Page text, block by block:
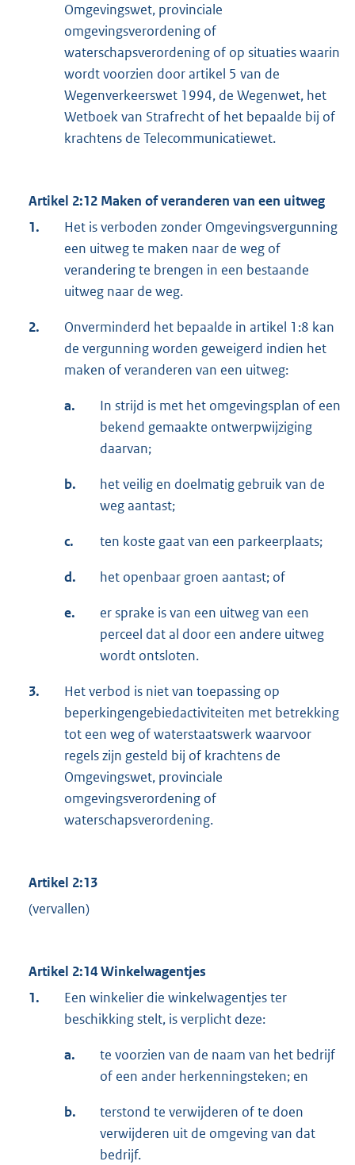
Omgevingswet, provinciale
omgevingsverordening of
waterschapsverordening of op situaties waarin
wordt voorzien door artikel 5 van de
Wegenverkeerswet 1994, de Wegenwet, het
Wetboek van Strafrecht of het bepaalde bij of
krachtens de Telecommunicatiewet.
Artikel 2:12 Maken of veranderen van een uitweg
1.
Het is verboden zonder Omgevingsvergunning
een uitweg te maken naar de weg of
verandering te brengen in een bestaande
uitweg naar de weg.
2.
Onverminderd het bepaalde in artikel 1:8 kan
de vergunning worden geweigerd indien het
maken of veranderen van een uitweg:
a.
In strijd is met het omgevingsplan of een
bekend gemaakte ontwerpwijziging
daarvan;
b.
het veilig en doelmatig gebruik van de
weg aantast;
c. ten koste gaat van een parkeerplaats;
d. het openbaar groen aantast; of
e.
er sprake is van een uitweg van een
perceel dat al door een andere uitweg
wordt ontsloten.
3.
Het verbod is niet van toepassing op
beperkingengebiedactiviteiten met betrekking
tot een weg of waterstaatswerk waarvoor
regels zijn gesteld bij of krachtens de
Omgevingswet, provinciale
omgevingsverordening of
waterschapsverordening.
Artikel 2:13
(vervallen)
Artikel 2:14 Winkelwagentjes
1.
Een winkelier die winkelwagentjes ter
beschikking stelt, is verplicht deze:
a.
te voorzien van de naam van het bedrijf
of een ander herkenningsteken; en
b.
terstond te verwijderen of te doen
verwijderen uit de omgeving van dat
bedrijf.